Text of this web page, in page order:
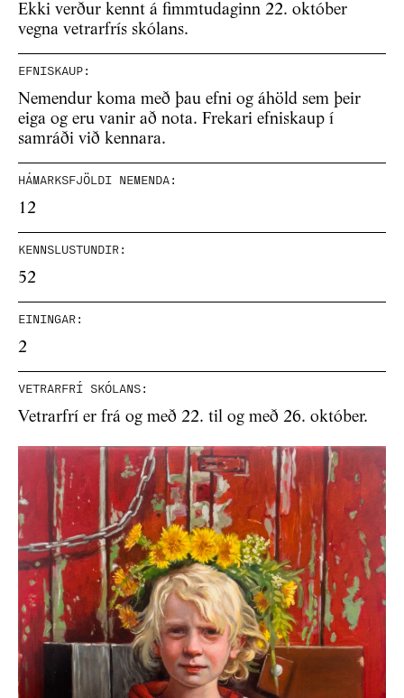
Ekki verður kennt á fimmtudaginn 22. október
vegna vetrarfrís skólans.
EFNISKAUP:
Nemendur koma með þau efni og áhöld sem þeir
eiga og eru vanir að nota. Frekari efniskaup í
samráði við kennara.
HÁMARKSFJÖLDI NEMENDA:
12
KENNSLUSTUNDIR:
52
EININGAR:
2
VETRARFRÍ SKÓLANS:
Vetrarfrí er frá og með 22. til og með 26. október.